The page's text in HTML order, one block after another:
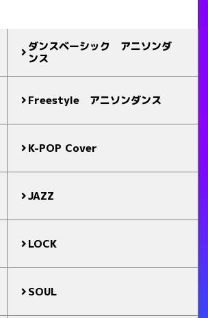
ダンスベーシック アニソンダ
ンス
Freestyle アニソンダンス
K-POP Cover
JAZZ
LOCK
SOUL